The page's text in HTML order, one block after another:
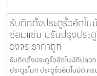
รับติดตั้งประตูรั้วอัตโ
ซ่อมแซ่ม ปรับปรุงประ
วงจร ราคาถูก
รับติดตั้งประตูรั้วอัตโนมัติปลว
ประตูรีโมท ประตูรั้วอัตโนมัติ ค